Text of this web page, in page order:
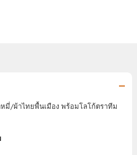
หมี่/ผ้าไทยพื้นเมือง พร้อมโลโก้ตราทีม